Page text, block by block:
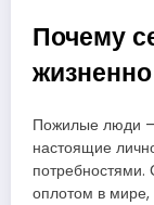
Почему
Пожилые люди —
настоящие
потребностями.
оплотом в